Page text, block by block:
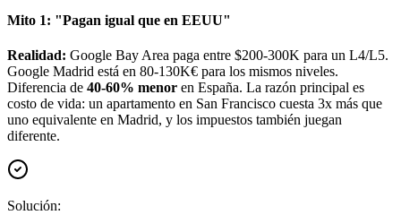
Mito 1: "Pagan igual que en EEUU"
Realidad: Google Bay Area paga entre $200-300K para un L4/L5.
Google Madrid está en 80-130K€ para los mismos niveles.
Diferencia de 40-60% menor en España. La razón principal es
costo de vida: un apartamento en San Francisco cuesta 3x más que
uno equivalente en Madrid, y los impuestos también juegan
diferente.
Solución: